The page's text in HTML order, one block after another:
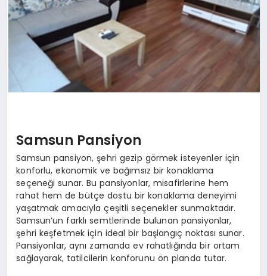
Samsun Pansiyon
Samsun pansiyon, şehri gezip görmek isteyenler için
konforlu, ekonomik ve bağımsız bir konaklama
seçeneği sunar. Bu pansiyonlar, misafirlerine hem
rahat hem de bütçe dostu bir konaklama deneyimi
yaşatmak amacıyla çeşitli seçenekler sunmaktadır.
Samsun’un farklı semtlerinde bulunan pansiyonlar,
şehri keşfetmek için ideal bir başlangıç noktası sunar.
Pansiyonlar, aynı zamanda ev rahatlığında bir ortam
sağlayarak, tatilcilerin konforunu ön planda tutar.